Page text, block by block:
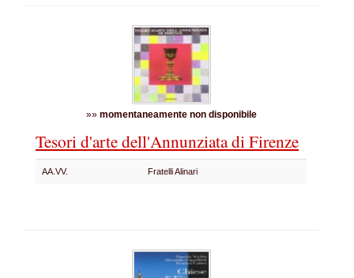
»» momentaneamente non disponibile
Tesori d'arte dell'Annunziata di Firenze
AA.VV. Fratelli Alinari